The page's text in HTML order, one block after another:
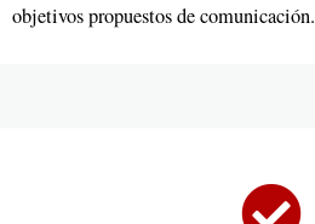
objetivos propuestos de comunicación.